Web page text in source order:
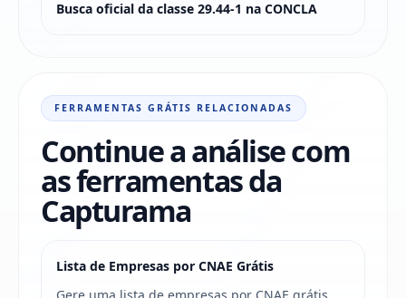
Busca oficial da classe 29.44-1 na CONCLA
FERRAMENTAS GRÁTIS RELACIONADAS
Continue a análise com
as ferramentas da
Capturama
Lista de Empresas por CNAE Grátis